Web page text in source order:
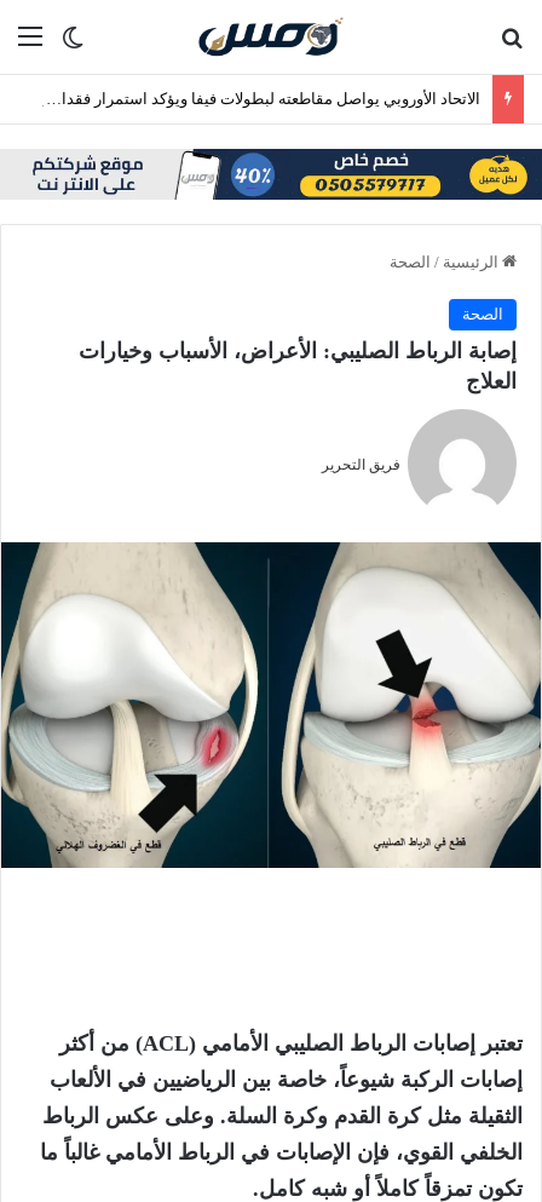
الوضع
الرئيسية / الصحة
الصحة
إصابة الرباط الصليبي: الأعراض، الأسباب وخيارات
العلاج
فريق التحرير
تعتبر إصابات الرباط الصليبي الأمامي (ACL) من أكثر
إصابات الركبة شيوعاً، خاصة بين الرياضيين في الألعاب
الثقيلة مثل كرة القدم وكرة السلة. وعلى عكس الرباط
الخلفي القوي، فإن الإصابات في الرباط الأمامي غالباً ما
تكون تمزقاً كاملاً أو شبه كامل.